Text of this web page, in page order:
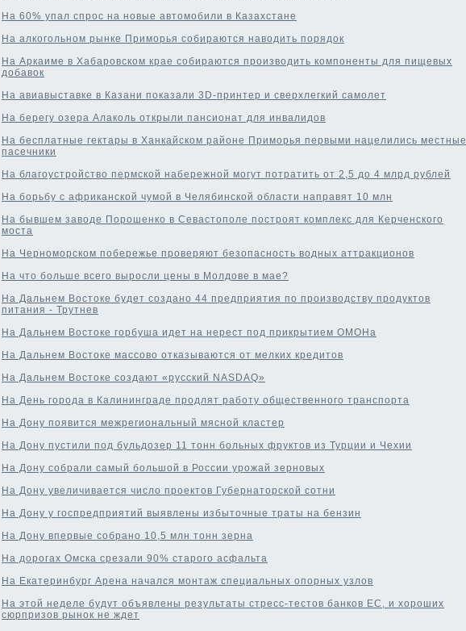
На 60% упал спрос на новые автомобили в Казахстане
На алкогольном рынке Приморья собираются наводить порядок
На Аркаиме в Хабаровском крае собираются производить компоненты для пищевых
добавок
На авиавыставке в Казани показали 3D-принтер и сверхлегкий самолет
На берегу озера Алаколь открыли пансионат для инвалидов
На бесплатные гектары в Ханкайском районе Приморья первыми нацелились местные
пасечники
На благоустройство пермской набережной могут потратить от 2,5 до 4 млрд рублей
На борьбу с африканской чумой в Челябинской области направят 10 млн
На бывшем заводе Порошенко в Севастополе построят комплекс для Керченского
моста
На Черноморском побережье проверяют безопасность водных аттракционов
На что больше всего выросли цены в Молдове в мае?
На Дальнем Востоке будет создано 44 предприятия по производству продуктов
питания - Трутнев
На Дальнем Востоке горбуша идет на нерест под прикрытием ОМОНа
На Дальнем Востоке массово отказываются от мелких кредитов
На Дальнем Востоке создают «русский NASDAQ»
На День города в Калининграде продлят работу общественного транспорта
На Дону появится межрегиональный мясной кластер
На Дону пустили под бульдозер 11 тонн больных фруктов из Турции и Чехии
На Дону собрали самый большой в России урожай зерновых
На Дону увеличивается число проектов Губернаторской сотни
На Дону у госпредприятий выявлены избыточные траты на бензин
На Дону впервые собрано 10,5 млн тонн зерна
На дорогах Омска срезали 90% старого асфальта
На Екатеринбург Арена начался монтаж специальных опорных узлов
На этой неделе будут объявлены результаты стресс-тестов банков ЕС, и хороших
сюрпризов рынок не ждет